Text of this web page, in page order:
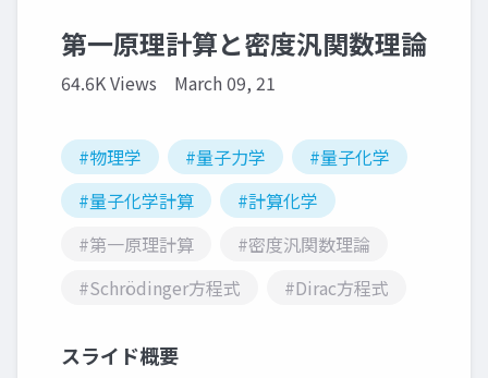
第一原理計算と密度汎関数理論
64.6K Views March 09, 21
#物理学 #量子力学
#量子化学
#量子化学計算
#計算化学
#第一原理計算
#密度汎関数理論
#Schrödinger方程式
#Dirac方程式
スライド概要